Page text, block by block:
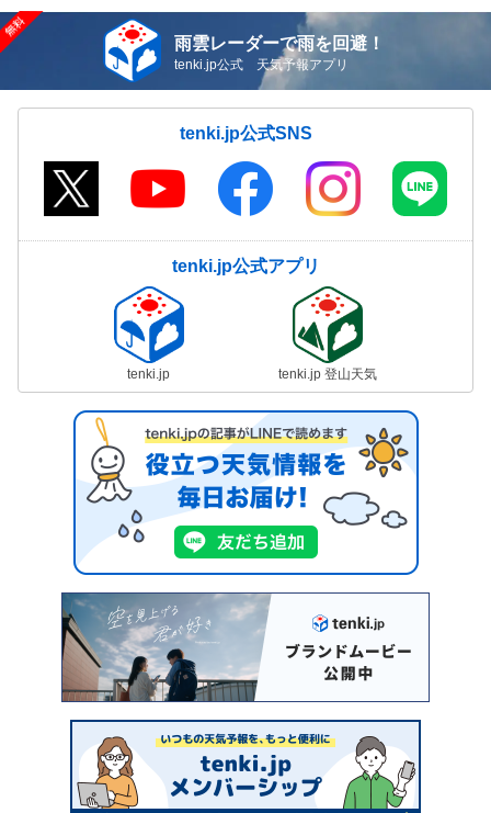
雨雲レーダーで雨を回避！
tenki.jp公式 天気予報アプリ
tenki.jp公式SNS
tenki.jp公式アプリ
tenki.jp tenki.jp 登山天気